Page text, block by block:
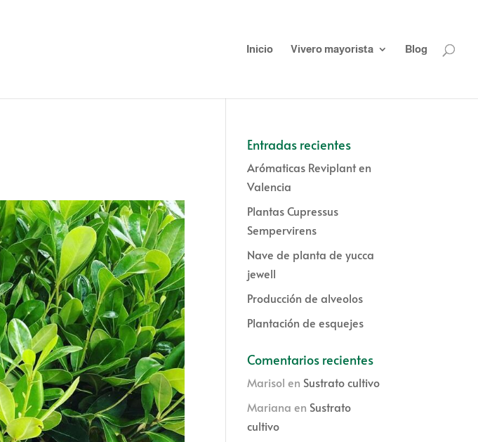
Inicio Vivero mayorista Blog
Entradas recientes
Arómaticas Reviplant en
Valencia
Plantas Cupressus
Sempervirens
Nave de planta de yucca
jewell
Producción de alveolos
Plantación de esquejes
Comentarios recientes
Marisol en Sustrato cultivo
Mariana en Sustrato
cultivo